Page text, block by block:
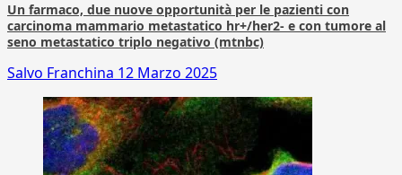
Un farmaco, due nuove opportunità per le pazienti con
carcinoma mammario metastatico hr+/her2- e con tumore al
seno metastatico triplo negativo (mtnbc)
Salvo Franchina 12 Marzo 2025